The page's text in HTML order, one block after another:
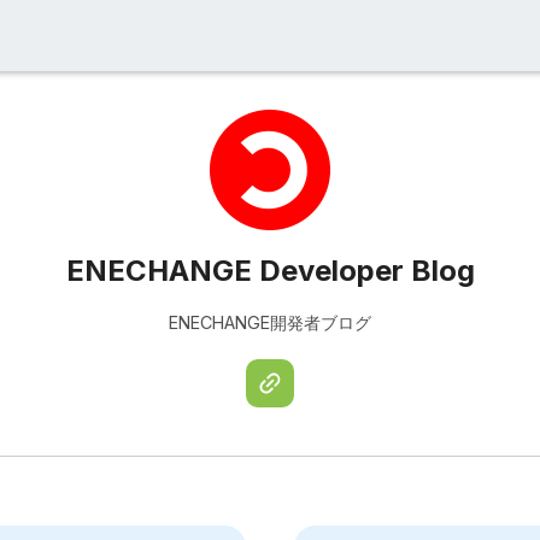
ENECHANGE Developer Blog
ENECHANGE開発者ブログ